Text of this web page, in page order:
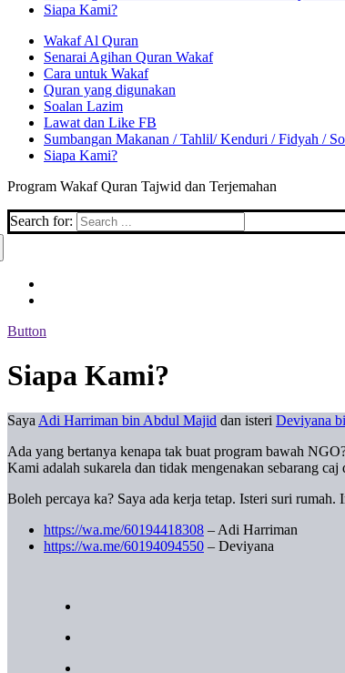
Siapa Kami?
Wakaf Al Quran
Senarai Agihan Quran Wakaf
Cara untuk Wakaf
Quran yang digunakan
Soalan Lazim
Lawat dan Like FB
Sumbangan Makanan / Tahlil/ Kenduri / Fidyah /
Siapa Kami?
Program Wakaf Quran Tajwid dan Terjemahan
Search for:
Button
Siapa Kami?
Saya Adi Harriman bin Abdul Majid dan isteri Deviyana
Ada yang bertanya kenapa tak buat program bawah
Kami adalah sukarela dan tidak mengenakan sebarang
Boleh percaya ka? Saya ada kerja tetap. Isteri suri
https://wa.me/60194418308 – Adi Harriman
https://wa.me/60194094550 – Deviyana